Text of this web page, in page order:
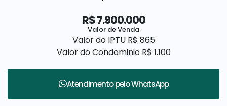
💼 Escritório com ar-condicionado
🧸 Brinquedoteca ou suíte externa no térreo, com
ar-condicionado
🛏️ 4 suítes com closet, móveis planejados, ar-
R$7.900.000
Valor de Venda
Valor do IPTU R$ 865
Valor do Condominio R$ 1.100
Atendimento peloWhatsApp